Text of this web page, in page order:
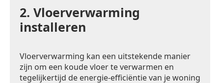
2. Vloerverwarming
installeren
Vloerverwarming kan een uitstekende manier
zijn om een koude vloer te verwarmen en
tegelijkertijd de energie-efficiëntie van je woning